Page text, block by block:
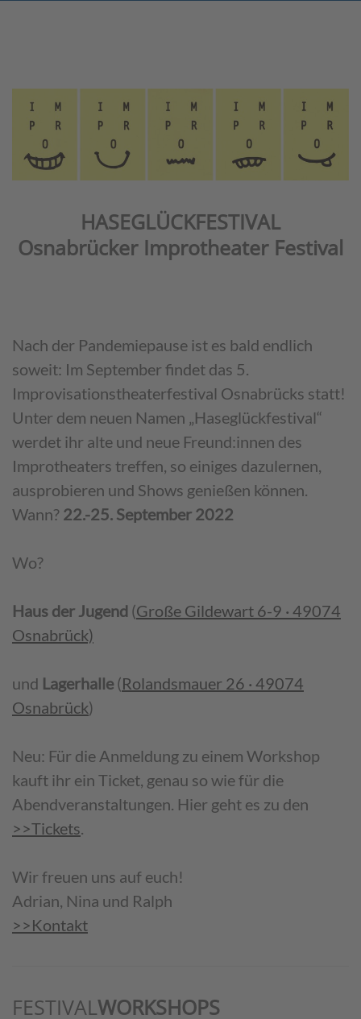
HASEGLÜCKFESTIVAL
Osnabrücker Improtheater Festival
Nach der Pandemiepause ist es bald endlich
soweit: Im September findet das 5.
Improvisationstheaterfestival Osnabrücks statt!
Unter dem neuen Namen „Haseglückfestival“
werdet ihr alte und neue Freund:innen des
Improtheaters treffen, so einiges dazulernen,
ausprobieren und Shows genießen können.
Wann? 22.-25. September 2022
Wo?
Haus der Jugend (Große Gildewart 6-9 · 49074
Osnabrück)
und Lagerhalle (Rolandsmauer 26 · 49074
Osnabrück)
Neu: Für die Anmeldung zu einem Workshop
kauft ihr ein Ticket, genau so wie für die
Abendveranstaltungen. Hier geht es zu den
>>Tickets.
Wir freuen uns auf euch!
Adrian, Nina und Ralph
>>Kontakt
FESTIVALWORKSHOPS